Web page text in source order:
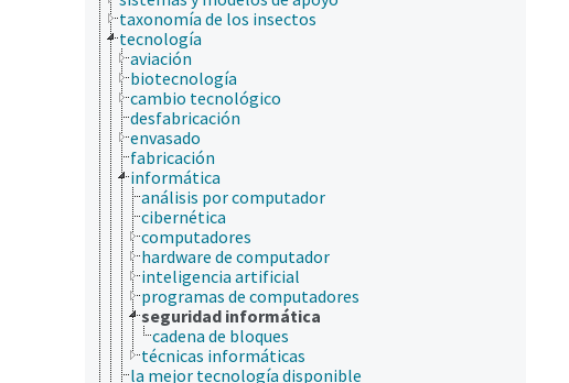
taxonomía de los insectos
tecnología
aviación
biotecnología
cambio tecnológico
desfabricación
envasado
fabricación
informática
análisis por computador
cibernética
computadores
hardware de computador
inteligencia artificial
programas de computadores
seguridad informática
cadena de bloques
técnicas informáticas
la mejor tecnología disponible